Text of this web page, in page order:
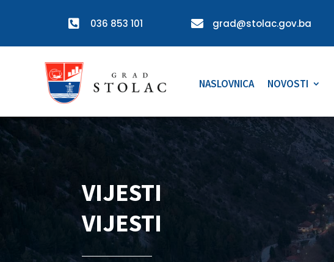
 036 853 101  grad@stolac.gov.ba
NASLOVNICA NOVOSTI
VIJESTI
VIJESTI